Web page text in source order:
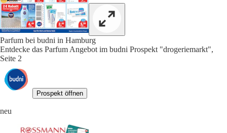
Parfum bei budni in Hamburg
Entdecke das Parfum Angebot im budni Prospekt "drogeriemarkt",
Seite 2
Prospekt öffnen
neu